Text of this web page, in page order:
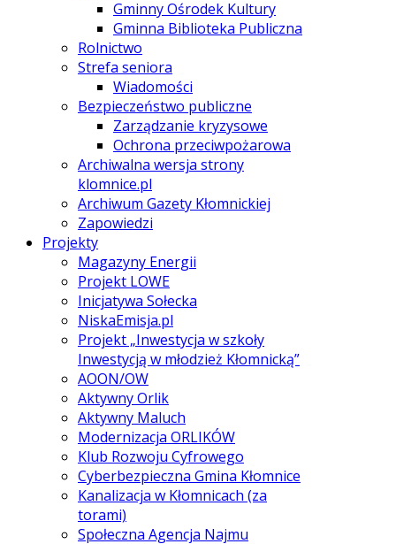
Gminny Ośrodek Kultury
Gminna Biblioteka Publiczna
Rolnictwo
Strefa seniora
Wiadomości
Bezpieczeństwo publiczne
Zarządzanie kryzysowe
Ochrona przeciwpożarowa
Archiwalna wersja strony
klomnice.pl
Archiwum Gazety Kłomnickiej
Zapowiedzi
Projekty
Magazyny Energii
Projekt LOWE
Inicjatywa Sołecka
NiskaEmisja.pl
Projekt „Inwestycja w szkoły
Inwestycją w młodzież Kłomnicką”
AOON/OW
Aktywny Orlik
Aktywny Maluch
Modernizacja ORLIKÓW
Klub Rozwoju Cyfrowego
Cyberbezpieczna Gmina Kłomnice
Kanalizacja w Kłomnicach (za
torami)
Społeczna Agencja Najmu